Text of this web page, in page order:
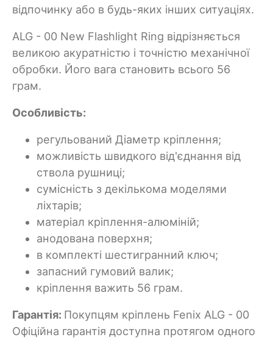
відпочинку або в будь-яких інших ситуаціях.
ALG - 00 New Flashlight Ring відрізняється
великою акуратністю і точністю механічної
обробки. Його вага становить всього 56
грам.
Особливість:
регульований Діаметр кріплення;
можливість швидкого від'єднання від
ствола рушниці;
сумісність з декількома моделями
ліхтарів;
матеріал кріплення-алюміній;
анодована поверхня;
в комплекті шестигранний ключ;
запасний гумовий валик;
кріплення важить 56 грам.
Гарантія: Покупцям кріплень Fenix ALG - 00
Офіційна гарантія доступна протягом одного